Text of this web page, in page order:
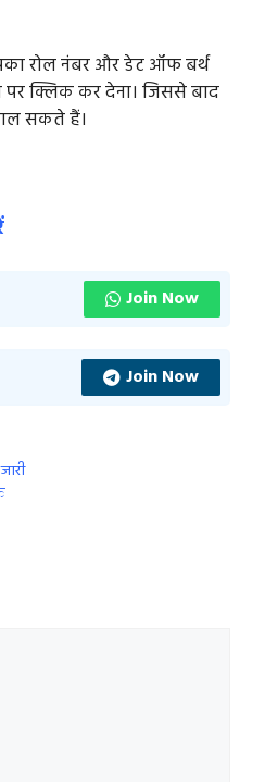
रोल नंबर और डेट ऑफ बर्थ
क्लिक कर देना। जिससे बाद
सकते हैं।
Join Now
Join Now